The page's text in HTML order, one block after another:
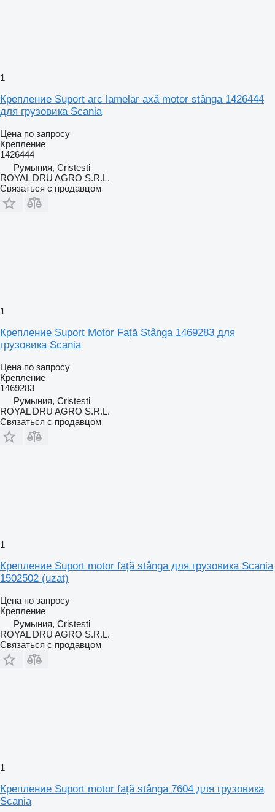
1
Крепление Suport arc lamelar axă motor stânga 1426444
для грузовика Scania
Цена по запросу
Крепление
1426444
Румыния, Cristesti
ROYAL DRU AGRO S.R.L.
Связаться с продавцом
1
Крепление Suport Motor Față Stânga 1469283 для
грузовика Scania
Цена по запросу
Крепление
1469283
Румыния, Cristesti
ROYAL DRU AGRO S.R.L.
Связаться с продавцом
1
Крепление Suport motor față stânga для грузовика Scania
1502502 (uzat)
Цена по запросу
Крепление
Румыния, Cristesti
ROYAL DRU AGRO S.R.L.
Связаться с продавцом
1
Крепление Suport motor față stânga 7604 для грузовика
Scania